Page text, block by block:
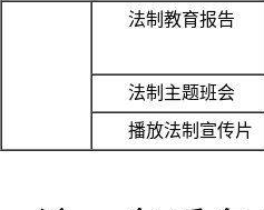
法制教育报告
法制主题班会
播放法制宣传片